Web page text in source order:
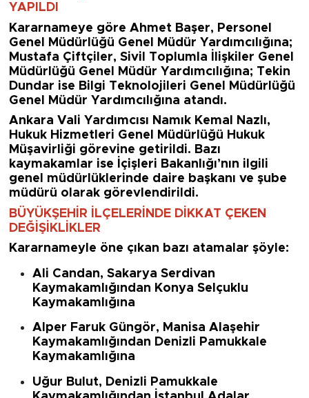
YAPILDI
Kararnameye göre Ahmet Başer, Personel
Genel Müdürlüğü Genel Müdür Yardımcılığına;
Mustafa Çiftçiler, Sivil Toplumla İlişkiler Genel
Müdürlüğü Genel Müdür Yardımcılığına; Tekin
Dundar ise Bilgi Teknolojileri Genel Müdürlüğü
Genel Müdür Yardımcılığına atandı.
Ankara Vali Yardımcısı Namık Kemal Nazlı,
Hukuk Hizmetleri Genel Müdürlüğü Hukuk
Müşavirliği görevine getirildi. Bazı
kaymakamlar ise İçişleri Bakanlığı’nın ilgili
genel müdürlüklerinde daire başkanı ve şube
müdürü olarak görevlendirildi.
BÜYÜKŞEHİR İLÇELERİNDE DİKKAT ÇEKEN
DEĞİŞİKLİKLER
Kararnameyle öne çıkan bazı atamalar şöyle:
Ali Candan, Sakarya Serdivan
Kaymakamlığından Konya Selçuklu
Kaymakamlığına
Alper Faruk Güngör, Manisa Alaşehir
Kaymakamlığından Denizli Pamukkale
Kaymakamlığına
Uğur Bulut, Denizli Pamukkale